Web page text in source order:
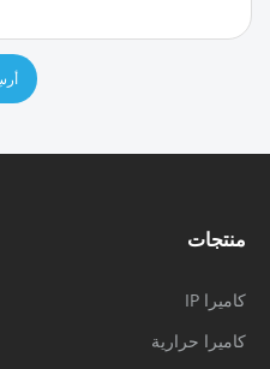
منتجات
كاميرا IP
كاميرا حرارية